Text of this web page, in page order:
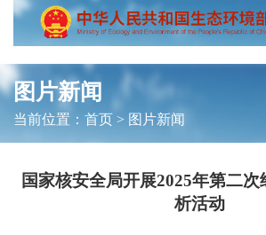
图片新闻
当前位置： 首页> 图片新闻
国家核安全局开展2025年第二
析活动